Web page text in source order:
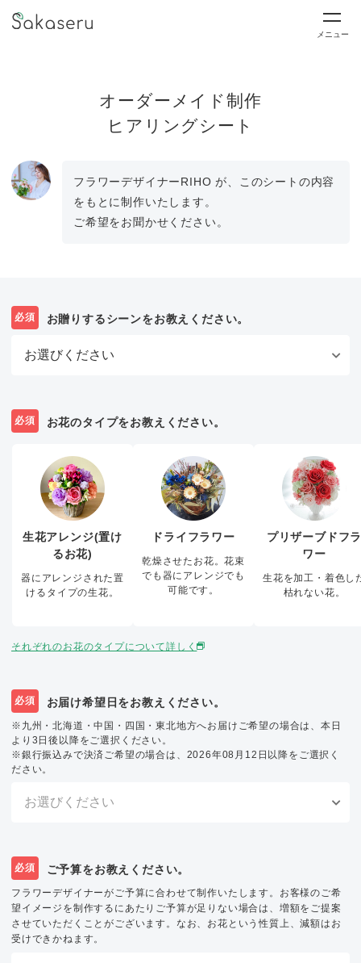
メニュー
オーダーメイド制作
ヒアリングシート
フラワーデザイナーRIHO が、このシートの内容
をもとに制作いたします。
ご希望をお聞かせください。
必須 お贈りするシーンをお教えください。
必須 お花のタイプをお教えください。
生花アレンジ(置け
るお花)
器にアレンジされた置
けるタイプの生花。
ドライフラワー
乾燥させたお花。花束
でも器にアレンジでも
可能です。
プリザーブドフ
ワー
生花を加工・着色し
枯れない花。
それぞれのお花のタイプについて詳しく
必須 お届け希望日をお教えください。
※九州・北海道・中国・四国・東北地方へお届けご希望の場合は、本日
より3日後以降をご選択ください。
※銀行振込みで決済ご希望の場合は、2026年08月12日以降をご選択く
ださい。
必須 ご予算をお教えください。
フラワーデザイナーがご予算に合わせて制作いたします。お客様のご希
望イメージを制作するにあたりご予算が足りない場合は、増額をご提案
させていただくことがございます。なお、お花という性質上、減額はお
受けできかねます。